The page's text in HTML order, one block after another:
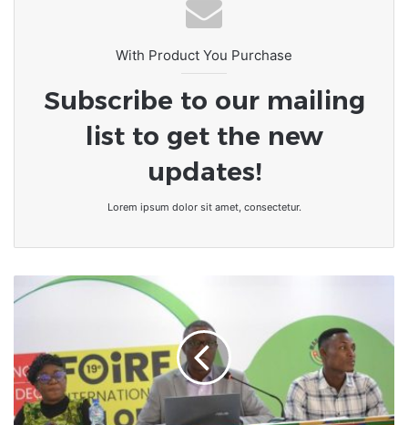
Lomé accueille la 2ème édition
d’HUMANIS : la santé pour tous au
With Product You Purchase
Subscribe to our mailing
list to get the new
updates!
Lorem ipsum dolor sit amet, consectetur.
Made
:
Le
CETEF
et